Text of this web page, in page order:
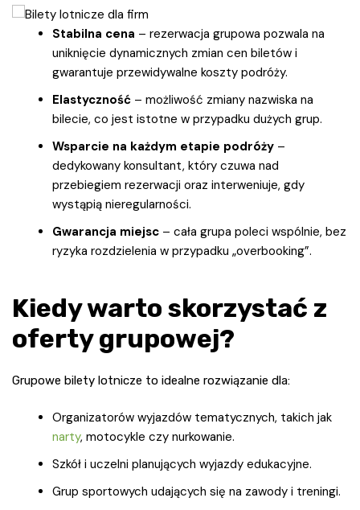
Stabilna cena – rezerwacja grupowa pozwala na
uniknięcie dynamicznych zmian cen biletów i
gwarantuje przewidywalne koszty podróży.
Elastyczność – możliwość zmiany nazwiska na
bilecie, co jest istotne w przypadku dużych grup.
Wsparcie na każdym etapie podróży –
dedykowany konsultant, który czuwa nad
przebiegiem rezerwacji oraz interweniuje, gdy
wystąpią nieregularności.
Gwarancja miejsc – cała grupa poleci wspólnie, bez
ryzyka rozdzielenia w przypadku „overbooking”.
Kiedy warto skorzystać z
oferty grupowej?
Grupowe bilety lotnicze to idealne rozwiązanie dla:
Organizatorów wyjazdów tematycznych, takich jak
narty, motocykle czy nurkowanie.
Szkół i uczelni planujących wyjazdy edukacyjne.
Grup sportowych udających się na zawody i treningi.